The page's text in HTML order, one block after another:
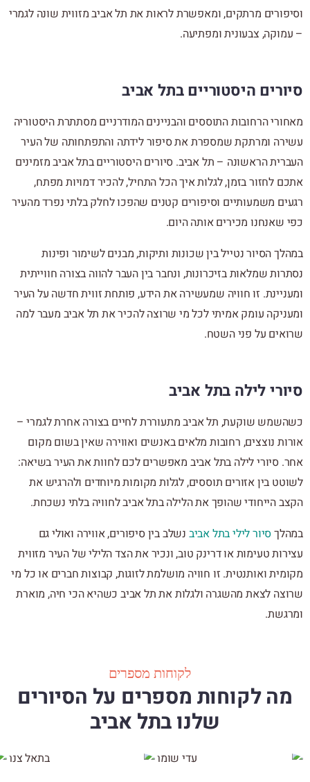
וסיפורים מרתקים, ומאפשרת לראות את תל אביב מזווית שונה לגמרי
– עמוקה, צבעונית ומפתיעה.
סיורים היסטוריים בתל אביב
מאחורי הרחובות התוססים והבניינים המודרניים מסתתרת היסטוריה
עשירה ומרתקת שמספרת את סיפור לידתה והתפתחותה של העיר
העברית הראשונה –תל אביב. סיורים היסטוריים בתל אביב מזמינים
אתכם לחזור בזמן, לגלות איך הכל התחיל, להכיר דמויות מפתח,
רגעים משמעותיים וסיפורים קטנים שהפכו לחלק בלתי נפרד מהעיר
כפי שאנחנו מכירים אותה היום.
במהלך הסיור נטייל בין שכונות ותיקות, מבנים לשימור ופינות
נסתרות שמלאות בזיכרונות, ונחבר בין העבר להווה בצורה חווייתית
ומעניינת. זו חוויה שמעשירה את הידע, פותחת זווית חדשה על העיר
ומעניקה עומק אמיתי לכל מי שרוצה להכיר את תל אביב מעבר למה
שרואים על פני השטח.
סיורי לילה בתל אביב
כשהשמש שוקעת,תל אביבמתעוררת לחיים בצורה אחרת לגמרי –
אורות נוצצים, רחובות מלאים באנשים ואווירה שאין בשום מקום
אחר. סיורי לילה בתל אביב מאפשרים לכם לחוות את העיר בשיאה:
לשוטט בין אזורים תוססים, לגלות מקומות מיוחדים ולהרגיש את
הקצב הייחודי שהופך את הלילה בתל אביב לחוויה בלתי נשכחת.
במהלךסיור לילי בתל אביבנשלב בין סיפורים, אווירה ואולי גם
עצירות טעימות או דרינק טוב, ונכיר את הצד הלילי של העיר מזווית
מקומית ואותנטית. זו חוויה מושלמת לזוגות, קבוצות חברים או כל מי
שרוצה לצאת מהשגרה ולגלות את תל אביב כשהיא הכי חיה, מוארת
ומרגשת.
לקוחות מספרים
מה לקוחות מספרים על הסיורים
שלנו בתל אביב